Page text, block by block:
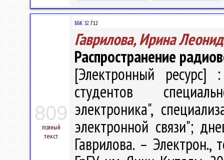
809
полный
текст
ББК 32.Г12
Гаврилова, Ирина
Распространение
[Электронный ресурс]
студентов
электроника",
электронной связи";
Гаврилова. –